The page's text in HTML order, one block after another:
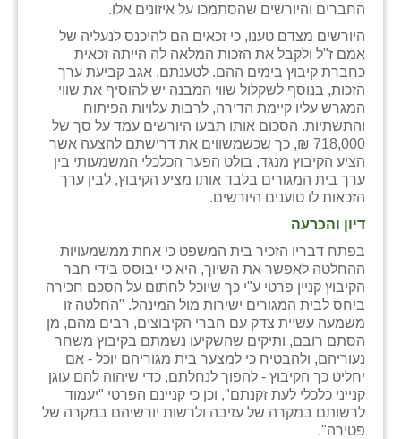
החברים והיורשים שהסתמכו על איזונים אלו.
היורשים מצדם טענו, כי זכאים הם להיכנס לנעליה של
אמם ז"ל ולקבל את הזכות המלאה לה הייתה זכאית
כחברת קיבוץ בימים ההם. לטענתם, אגב קביעת ערך
הזכות, בנוסף לשקלול שווי המבנה יש להוסיף את שווי
המגרש עליו קיימת הדירה, לרבות עלויות הפיתוח
והתשתיות. הסכום אותו תבעו היורשים עמד על סך של
718,000 ₪, כך שכשמשווים את דרישתם להצעה אשר
הציע הקיבוץ מנגד, בולט הפער הכלכלי המשמעותי בין
ערך בית המגורים בלבד אותו מציע הקיבוץ, לבין ערך
הזכאות לו טוענים היורשים.
דיון והכרעה
בפתח דבריו הזכיר בית המשפט כי אחת ממשמעויות
ההחלטה לאפשר את השיוך, היא כי יבוסס בידי חבר
הקיבוץ קניין פרטי ע"י כך שיוכל לחתום על הסכם חכירה
ביחס לבית המגורים ישירות מול המינהל. "החלטה זו
משמעה עשיית צדק עם חברי הקיבוצים, רבים מהם, מן
הסתם רובם, ותיקים שהשקיעו נשמתם בקיבוץ משחר
נעוריהם, ולהבטיח כי למצער בית מגוריהם יוכל - אם
יחליט כך הקיבוץ - להפוך לנחלתם, כדי שיהוה להם עוגן
קנייני כלכלי לעת זקנתם", וכן כי קניינם הפרטי "יעמוד
לרשותם במקרה של עזיבה ולרשות יורשיהם במקרה של
פטירה".
רועי
רימונים
רמות השבים
רמת הדר
שבי ציון
שדה צבי
שדמה
שכניה
תלמי יוסף
בוסתן הגליל